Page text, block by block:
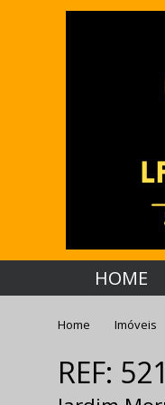
HOME
Home Imóveis
REF: